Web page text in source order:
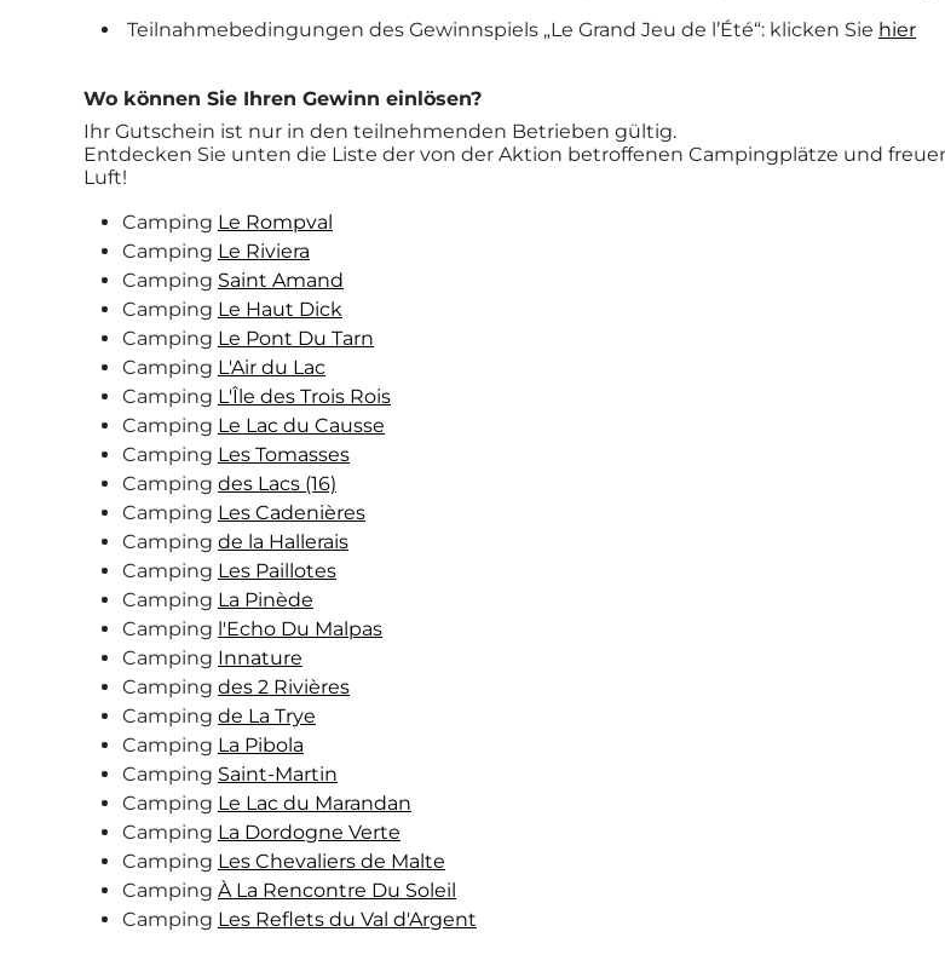
Teilnahmebedingungen des Gewinnspiels „Le Grand Jeu de l’Été“: klicken Sie hier
Wo können Sie Ihren Gewinn einlösen?
Ihr Gutschein ist nur in den teilnehmenden Betrieben gültig.
Entdecken Sie unten die Liste der von der Aktion betroffenen Campingplätze und
Luft!
Camping Le Rompval
Camping Le Riviera
Camping Saint Amand
Camping Le Haut Dick
Camping Le Pont Du Tarn
Camping L'Air du Lac
Camping L'Île des Trois Rois
Camping Le Lac du Causse
Camping Les Tomasses
Camping des Lacs (16)
Camping Les Cadenières
Camping de la Hallerais
Camping Les Paillotes
Camping La Pinède
Camping l'Echo Du Malpas
Camping Innature
Camping des 2 Rivières
Camping de La Trye
Camping La Pibola
Camping Saint-Martin
Camping Le Lac du Marandan
Camping La Dordogne Verte
Camping Les Chevaliers de Malte
Camping À La Rencontre Du Soleil
Camping Les Reflets du Val d'Argent